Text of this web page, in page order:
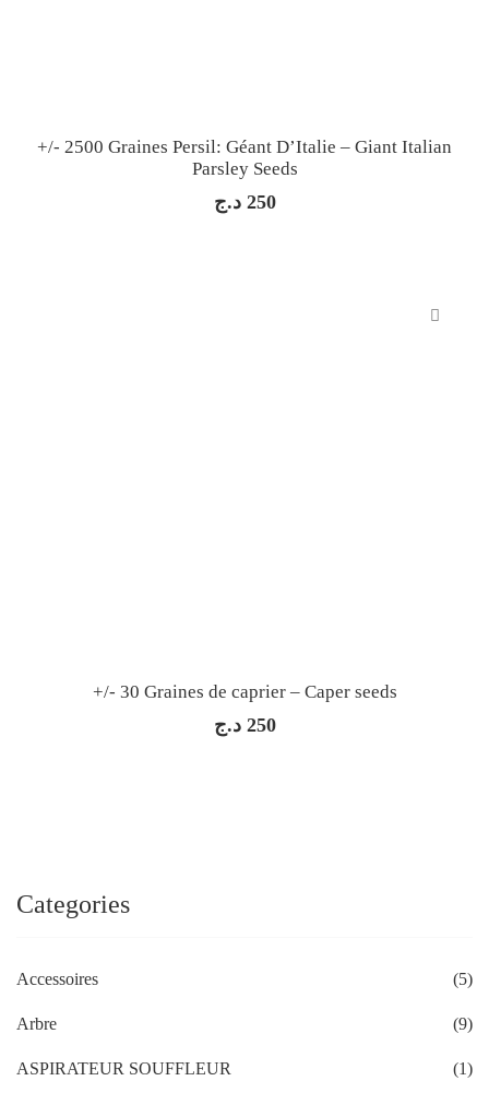
+/- 2500 Graines Persil: Géant D’Italie – Giant Italian
Parsley Seeds
250 د.ج
+/- 30 Graines de caprier – Caper seeds
250 د.ج
Categories
Accessoires (5)
Arbre (9)
ASPIRATEUR SOUFFLEUR (1)